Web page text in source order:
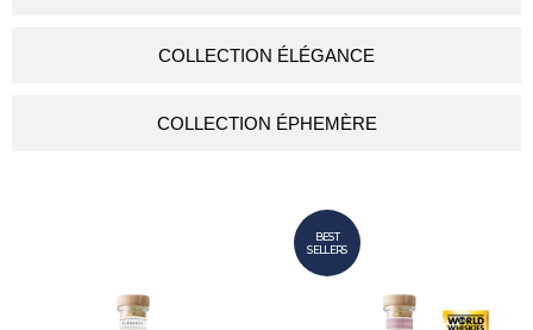
COLLECTION ÉLÉGANCE
COLLECTION ÉPHEMÈRE
BEST
SELLERS